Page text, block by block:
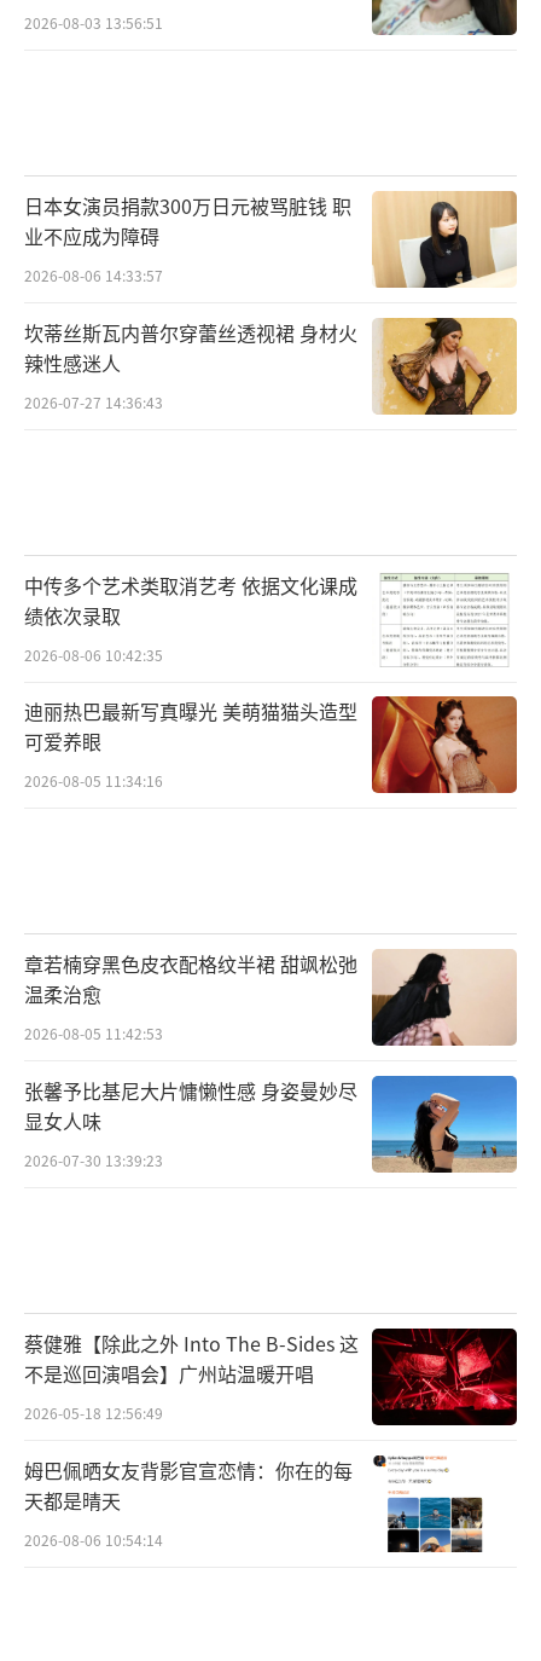
2026-08-03 13:56:51
日本女演员捐款300万日元被骂脏钱 职
业不应成为障碍
2026-08-06 14:33:57
坎蒂丝斯瓦内普尔穿蕾丝透视裙 身材火
辣性感迷人
2026-07-27 14:36:43
中传多个艺术类取消艺考 依据文化课成
绩依次录取
2026-08-06 10:42:35
迪丽热巴最新写真曝光 美萌猫猫头造型
可爱养眼
2026-08-05 11:34:16
章若楠穿黑色皮衣配格纹半裙 甜飒松弛
温柔治愈
2026-08-05 11:42:53
张馨予比基尼大片慵懒性感 身姿曼妙尽
显女人味
2026-07-30 13:39:23
蔡健雅【除此之外 Into The B-Sides 这
不是巡回演唱会】广州站温暖开唱
2026-05-18 12:56:49
姆巴佩晒女友背影官宣恋情：你在的每
天都是晴天
2026-08-06 10:54:14